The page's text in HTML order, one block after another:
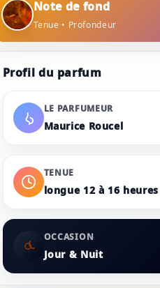
Note de fond
Tenue • Profondeur
Profil du parfum
LE PARFUMEUR
Maurice Roucel
TENUE
longue 12 à 16 heures
OCCASION
Jour & Nuit